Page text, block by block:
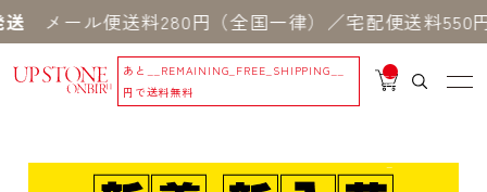
ル便送料280円（全国一律）／宅配便送料550円 ※
あと
__REMAINING_FREE_SHIPPING__
円で送料無料
__
IT
_